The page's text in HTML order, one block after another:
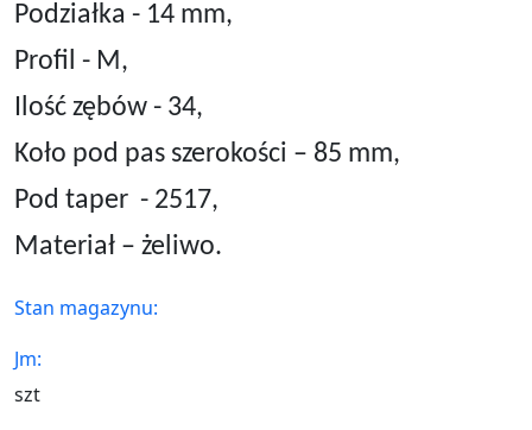
Podziałka - 14 mm,
Profil - M,
Ilość zębów - 34,
Koło pod pas szerokości – 85 mm,
Pod taper - 2517,
Materiał – żeliwo.
Stan magazynu:
Jm:
szt